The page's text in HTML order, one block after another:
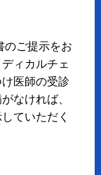
のご提示をお
ィカルチェ
医師の受診
なければ、
ていただく